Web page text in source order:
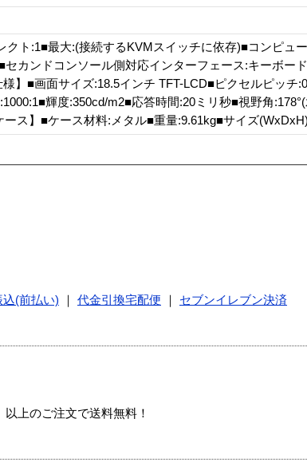
クト:1■最大:(接続するKVMスイッチに依存)■コンピュ
カンドコンソール側対応インターフェース:キーボー
】■画面サイズ:18.5インチ TFT-LCD■ピクセルピッチ
輝度:350cd/m2■応答時間:20ミリ秒■視野角
ス】■ケース材料:メタル■重量:9.61kg■サイズ
込(前払い) 代金引換宅配便
セブンイレブン決済
上のご注文で送料無料！